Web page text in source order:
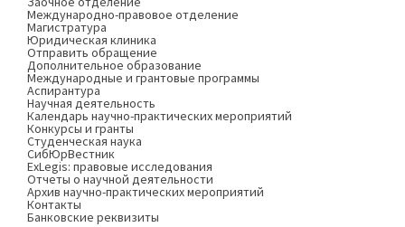
Международно-правовое отделение
Магистратура
Юридическая клиника
Отправить обращение
Дополнительное образование
Международные и грантовые программы
Аспирантура
Научная деятельность
Календарь научно-практических мероприятий
Конкурсы и гранты
Студенческая наука
СибЮрВестник
ExLegis: правовые исследования
Отчеты о научной деятельности
Архив научно-практических мероприятий
Контакты
Банковские реквизиты